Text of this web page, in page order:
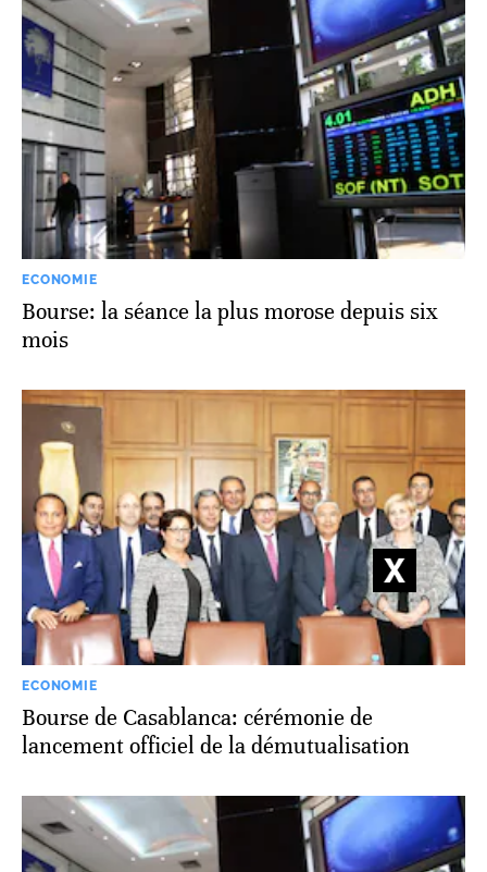
ECONOMIE
Bourse: la séance la plus morose depuis six
mois
ECONOMIE
Bourse de Casablanca: cérémonie de
lancement officiel de la démutualisation